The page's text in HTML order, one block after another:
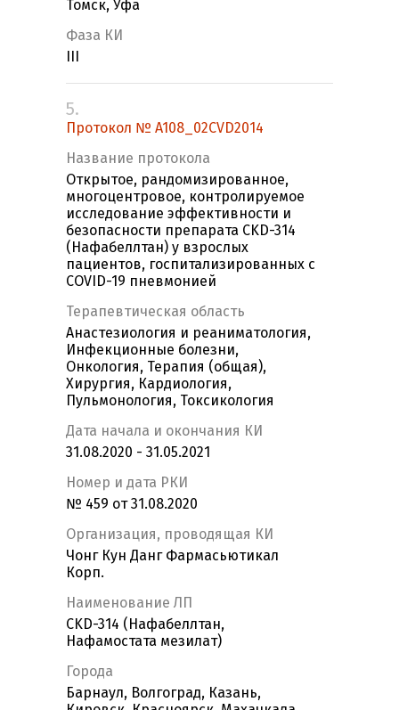
Томск, Уфа
Фаза КИ
5.
Протокол № A108_02CVD2014
Название протокола
Открытое, рандомизированное,
многоцентровое, контролируемое
исследование эффективности и
безопасности препарата CKD-314
(Нафабеллтан) у взрослых
пациентов, госпитализированных с
COVID-19 пневмонией
Терапевтическая область
Анастезиология и реаниматология,
Инфекционные болезни,
Онкология, Терапия (общая),
Хирургия, Кардиология,
Пульмонология, Токсикология
Дата начала и окончания КИ
31.08.2020 - 31.05.2021
Номер и дата РКИ
№ 459 от 31.08.2020
Организация, проводящая КИ
Чонг Кун Данг Фармасьютикал
Корп.
Наименование ЛП
CKD-314 (Нафабеллтан,
Нафамостата мезилат)
Города
Барнаул, Волгоград, Казань,